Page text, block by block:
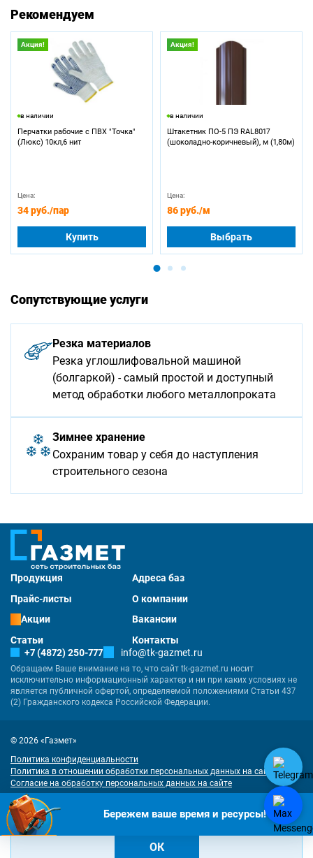
Рекомендуем
Акция!
в наличии
Перчатки рабочие с ПВХ "Точка"
(Люкс) 10кл,6 нит
Цена:
34 руб./пар
Купить
Акция!
в наличии
Штакетник ПО-5 ПЭ RAL8017
(шоколадно-коричневый), м (1,80м)
Цена:
86 руб./м
Выбрать
Сопутствующие услуги
Резка материалов
Резка углошлифовальной машиной
(болгаркой) - самый простой и доступный
метод обработки любого металлопроката
Зимнее хранение
Сохраним товар у себя до наступления
строительного сезона
Продукция
Адреса баз
Прайс-листы
О компании
Акции
Вакансии
Статьи
Контакты
+7 (4872) 250-777
info@tk-gazmet.ru
Обращаем Ваше внимание на то, что сайт tk-gazmet.ru носит
исключительно информационный характер и ни при каких условиях не
является публичной офертой, определяемой положениями Статьи 437
(2) Гражданского кодекса Российской Федерации.
© 2026 «Газмет»
Политика конфиденциальности
Политика в отношении обработки персональных данных на сайте
Согласие на обработку персональных данных на сайте
Разработка продвижение сайта— «Имиджмарк»
"Наш сайт использует куки. Продолжая им пользоваться, вы соглашаетесь
на обработку персональных данных в соответствии сполитикой
конфиденциальности
ОК
Бережем ваше время и ресурсы!